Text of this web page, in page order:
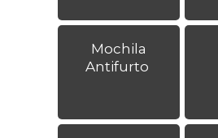
Mochila
Antifurto